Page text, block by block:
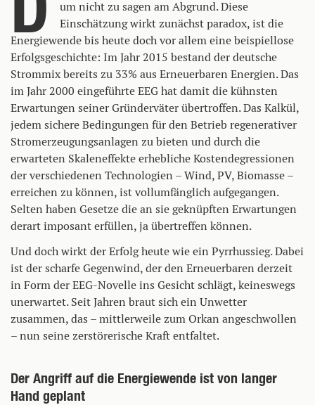
um nicht zu sagen am Abgrund. Diese
Einschätzung wirkt zunächst paradox, ist die
Energiewende bis heute doch vor allem eine beispiellose
Erfolgsgeschichte: Im Jahr 2015 bestand der deutsche
Strommix bereits zu 33% aus Erneuerbaren Energien. Das
im Jahr 2000 eingeführte EEG hat damit die kühnsten
Erwartungen seiner Gründerväter übertroffen. Das Kalkül,
jedem sichere Bedingungen für den Betrieb regenerativer
Stromerzeugungsanlagen zu bieten und durch die
erwarteten Skaleneffekte erhebliche Kostendegressionen
der verschiedenen Technologien – Wind, PV, Biomasse –
erreichen zu können, ist vollumfänglich aufgegangen.
Selten haben Gesetze die an sie geknüpften Erwartungen
derart imposant erfüllen, ja übertreffen können.
Und doch wirkt der Erfolg heute wie ein Pyrrhussieg. Dabei
ist der scharfe Gegenwind, der den Erneuerbaren derzeit
in Form der EEG-Novelle ins Gesicht schlägt, keineswegs
unerwartet. Seit Jahren braut sich ein Unwetter
zusammen, das – mittlerweile zum Orkan angeschwollen
– nun seine zerstörerische Kraft entfaltet.
Der Angriff auf die Energiewende ist von langer
Hand geplant